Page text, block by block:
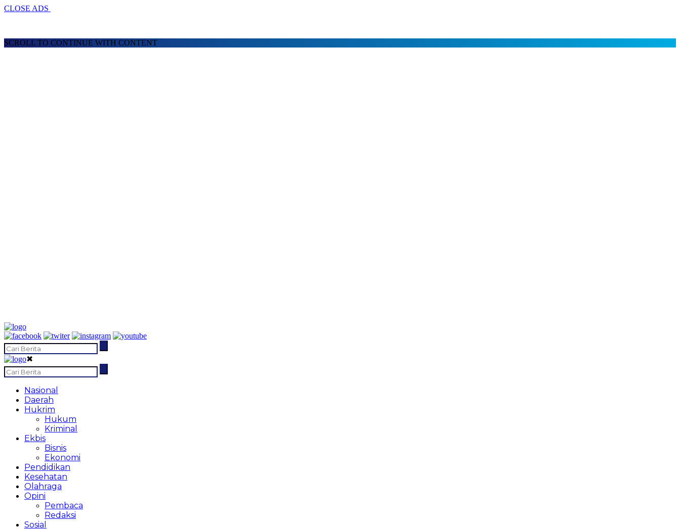
CLOSE ADS
SCROLL TO CONTINUE WITH CONTENT
✖
Nasional
Daerah
Hukrim
Hukum
Kriminal
Ekbis
Bisnis
Ekonomi
Pendidikan
Kesehatan
Olahraga
Opini
Pembaca
Redaksi
Sosial